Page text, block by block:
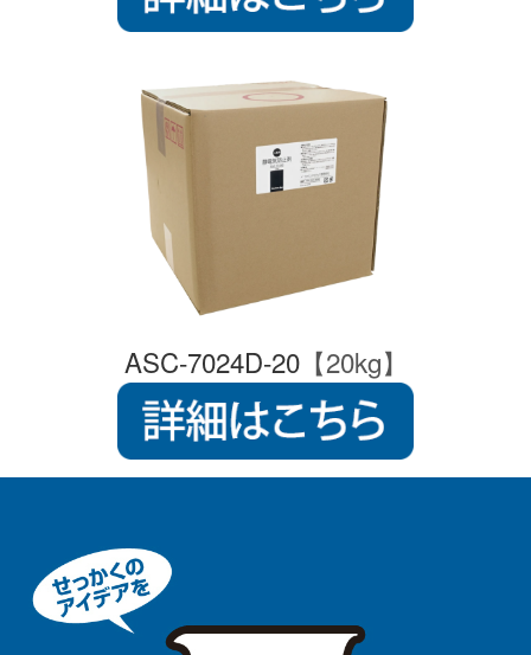
ASC-7024D-20【20kg】